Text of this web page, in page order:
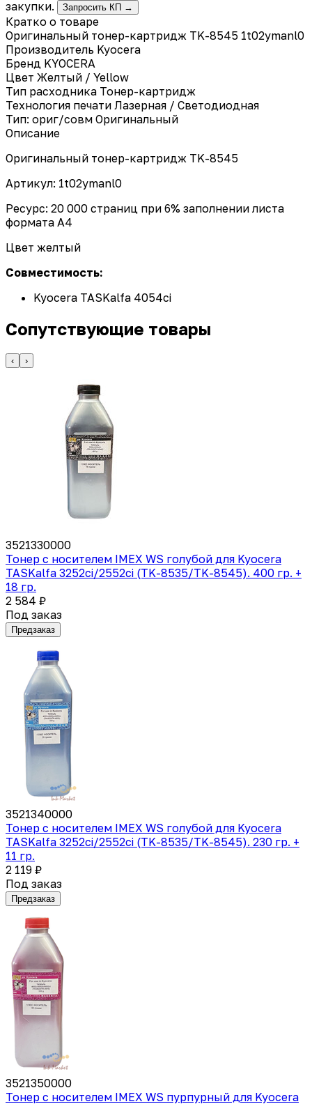
закупки.
Запросить КП →
Кратко о товаре
Оригинальный тонер-картридж TK-8545 1t02ymanl0
Производитель Kyocera
Бренд KYOCERA
Цвет Желтый / Yellow
Тип расходника Тонер-картридж
Технология печати Лазерная / Светодиодная
Тип: ориг/совм Оригинальный
Описание
Оригинальный тонер-картридж TK-8545
Артикул: 1t02ymanl0
Ресурс: 20 000 страниц при 6% заполнении листа
формата А4
Цвет желтый
Совместимость:
Kyocera TASKalfa 4054ci
Сопутствующие товары
‹ ›
3521330000
Тонер с носителем IMEX WS голубой для Kyocera
TASKalfa 3252ci/2552ci (TK-8535/TK-8545). 400 гр. +
18 гр.
2 584 ₽
Под заказ
Предзаказ
3521340000
Тонер с носителем IMEX WS голубой для Kyocera
TASKalfa 3252ci/2552ci (TK-8535/TK-8545). 230 гр. +
11 гр.
2 119 ₽
Под заказ
Предзаказ
3521350000
Тонер с носителем IMEX WS пурпурный для Kyocera